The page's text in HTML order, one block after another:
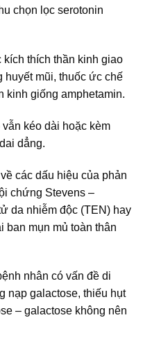
chọn lọc serotonin
kích thích thần kinh giao
huyết mũi, thuốc ức chế
kinh giống amphetamin.
kéo dài hoặc kèm
dẳng.
các dấu hiệu của phản
chứng Stevens –
da nhiễm độc (TEN) hay
ban mụn mủ toàn thân
nhân có vấn đề di
nạp galactose, thiếu hụt
– galactose không nên